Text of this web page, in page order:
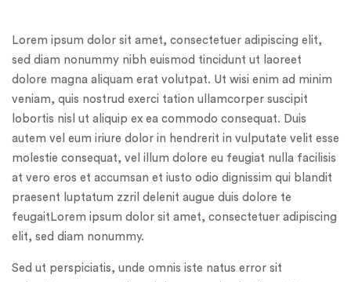
Lorem ipsum dolor sit amet, consectetuer adipiscing elit,
sed diam nonummy nibh euismod tincidunt ut laoreet
dolore magna aliquam erat volutpat. Ut wisi enim ad minim
veniam, quis nostrud exerci tation ullamcorper suscipit
lobortis nisl ut aliquip ex ea commodo consequat. Duis
autem vel eum iriure dolor in hendrerit in vulputate velit esse
molestie consequat, vel illum dolore eu feugiat nulla facilisis
at vero eros et accumsan et iusto odio dignissim qui blandit
praesent luptatum zzril delenit augue duis dolore te
feugaitLorem ipsum dolor sit amet, consectetuer adipiscing
elit, sed diam nonummy.
Sed ut perspiciatis, unde omnis iste natus error sit